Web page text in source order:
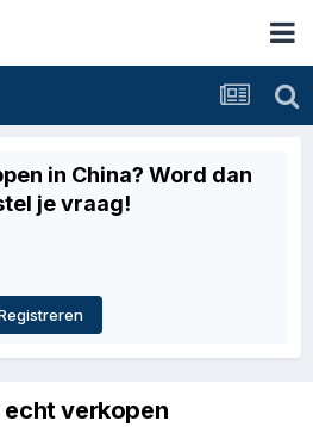
in China? Word dan
je vraag!
verkopen